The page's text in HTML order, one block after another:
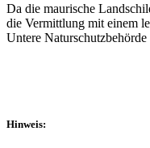
Da die maurische
die Vermittlung mit einem
Untere
Hinweis: